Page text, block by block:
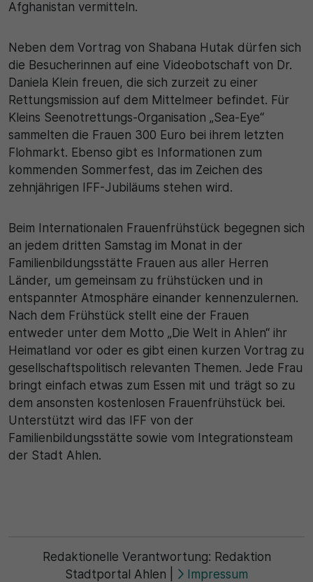
Afghanistan vermitteln.
Neben dem Vortrag von Shabana Hutak dürfen sich
die Besucherinnen auf eine Videobotschaft von Dr.
Daniela Klein freuen, die sich zurzeit zu einer
Rettungsmission auf dem Mittelmeer befindet. Für
Kleins Seenotrettungs-Organisation „Sea-Eye“
sammelten die Frauen 300 Euro bei ihrem letzten
Flohmarkt. Ebenso gibt es Informationen zum
kommenden Sommerfest, das im Zeichen des
zehnjährigen IFF-Jubiläums stehen wird.
Beim Internationalen Frauenfrühstück begegnen sich
an jedem dritten Samstag im Monat in der
Familienbildungsstätte Frauen aus aller Herren
Länder, um gemeinsam zu frühstücken und in
entspannter Atmosphäre einander kennenzulernen.
Nach dem Frühstück stellt eine der Frauen
entweder unter dem Motto „Die Welt in Ahlen“ ihr
Heimatland vor oder es gibt einen kurzen Vortrag zu
gesellschaftspolitisch relevanten Themen. Jede Frau
bringt einfach etwas zum Essen mit und trägt so zu
dem ansonsten kostenlosen Frauenfrühstück bei.
Unterstützt wird das IFF von der
Familienbildungsstätte sowie vom Integrationsteam
der Stadt Ahlen.
Redaktionelle Verantwortung: Redaktion
Stadtportal Ahlen
Impressum